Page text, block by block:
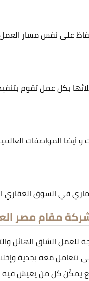
على نفس مسار العمل
بكل عمل تقوم
أيضا المواصفات
في السوق العقاري
مقام مصر
للعمل الشاق الهائل
نتعامل معه بجدية
يمكّن كل من يعيش